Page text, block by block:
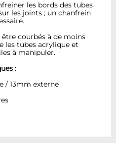
les bords des tubes
les joints ; un chanfrein
être courbés à de moins
les tubes acrylique et
à manipuler.
:
/ 13mm externe